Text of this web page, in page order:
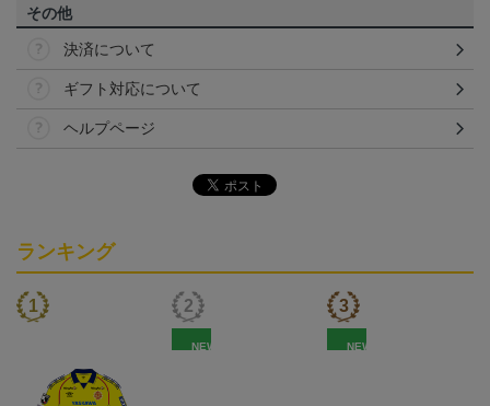
その他
決済について
ギフト対応について
ヘルプページ
ランキング
NEW NEW